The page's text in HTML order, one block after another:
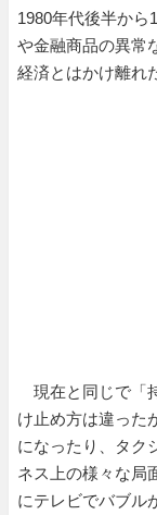
1980年代後半から
や金融商品の異常
経済とはかけ離れ
現在と同じで「
け止め方は違った
になったり、タク
ネス上の様々な局
にテレビでバブル